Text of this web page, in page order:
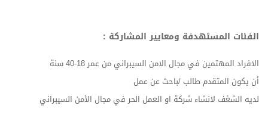
الفئات المستهدفة ومعايير المشاركة :
الافراد المهتمين في مجال الامن السيبراني من عمر 18-40 سنة
أن يكون المتقدم طالب /باحث عن عمل
لديه الشغف لانشاء شركة او العمل الحر في مجال الأمن السيبراني